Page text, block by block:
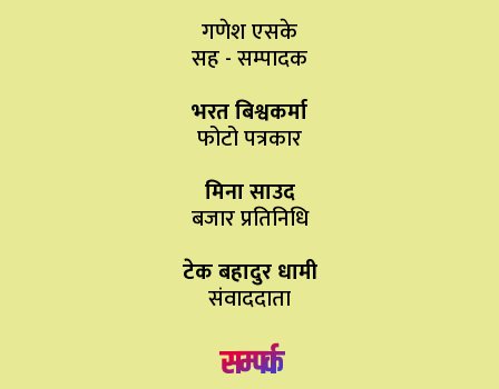
गणेश एसके
सह - सम्पादक
भरत बिश्वकर्मा
फोटो पत्रकार
मिना साउद
बजार प्रतिनिधि
टेक बहादुर धामी
संवाददाता
सम्पर्क